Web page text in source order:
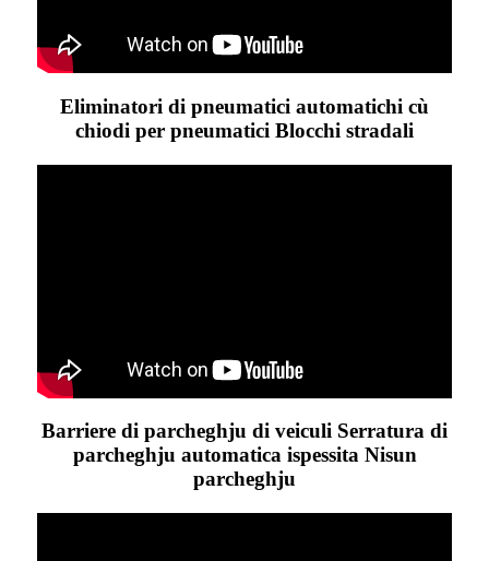
Eliminatori di pneumatici automatichi cù
chiodi per pneumatici Blocchi stradali
Barriere di parcheghju di veiculi Serratura di
parcheghju automatica ispessita Nisun
parcheghju